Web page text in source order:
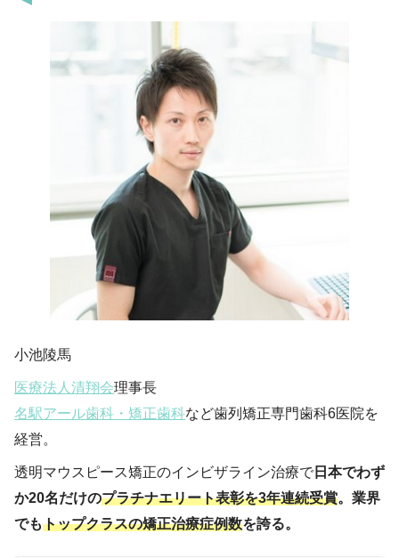
小池陵馬
医療法人清翔会理事長
名駅アール歯科・矯正歯科など歯列矯正専門歯科6医院を
経営。
透明マウスピース矯正のインビザライン治療で 日本でわず
か20名だけのプラチナエリート表彰を3年連続受賞。業界
でもトップクラスの矯正治療症例数を誇る。